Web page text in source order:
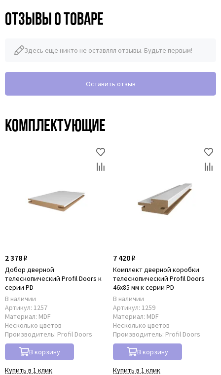
Отзывы о товаре
Здесь еще никто не оставлял отзывы. Будьте первым!
Оставить отзыв
Комплектующие
2 378 ₽
Добор дверной
телескопический Profil Doors к
серии PD
В наличии
Артикул: 1257
Материал: MDF
Несколько цветов
Производитель: Profil Doors
В корзину
Купить в 1 клик
7 420 ₽
Комплект дверной коробки
телескопический Profil Doors
46x85 мм к серии PD
В наличии
Артикул: 1259
Материал: MDF
Несколько цветов
Производитель: Profil Doors
В корзину
Купить в 1 клик